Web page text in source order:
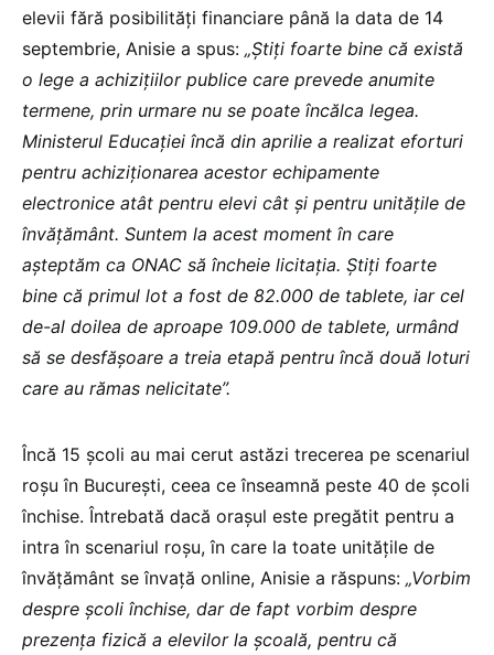
elevii fără posibilități financiare până la data de 14
septembrie, Anisie a spus: „Știți foarte bine că există
o lege a achizițiilor publice care prevede anumite
termene, prin urmare nu se poate încălca legea.
Ministerul Educației încă din aprilie a realizat eforturi
pentru achiziționarea acestor echipamente
electronice atât pentru elevi cât și pentru unitățile de
învățământ. Suntem la acest moment în care
așteptăm ca ONAC să încheie licitația. Știți foarte
bine că primul lot a fost de 82.000 de tablete, iar cel
de-al doilea de aproape 109.000 de tablete, urmând
să se desfășoare a treia etapă pentru încă două loturi
care au rămas nelicitate”.
Încă 15 școli au mai cerut astăzi trecerea pe scenariul
roșu în București, ceea ce înseamnă peste 40 de școli
închise. Întrebată dacă orașul este pregătit pentru a
intra în scenariul roșu, în care la toate unitățile de
învățământ se învață online, Anisie a răspuns: „Vorbim
despre școli închise, dar de fapt vorbim despre
prezența fizică a elevilor la școală, pentru că